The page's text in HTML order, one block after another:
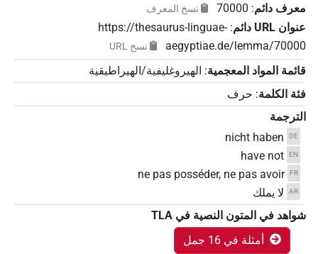
معرف دائم:
70000 نسخ المعرف
عنوان‏ ‏URL‏ دائم :
https://thesaurus-linguae-
aegyptiae.de/lemma/70000
نسخ‏ ‏URL
قائمة المواد المعجمية: الهيروغليفية/الهيراطيقية
فئة الكلمة: حرف
الترجمة
DE
nicht haben
EN
have not
FR
ne pas posséder, ne pas avoir
AR
لا يملك
شواهد في المتون النصية في ‏TLA
أمثلة في 16 جمل